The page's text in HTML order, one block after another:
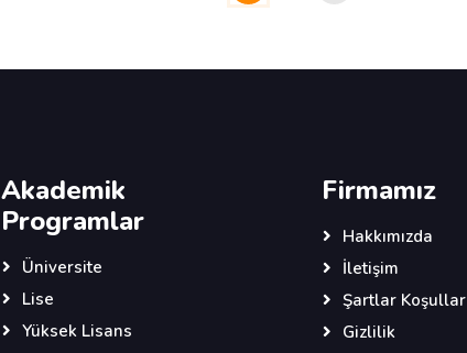
Akademik
Programlar
Üniversite
Lise
Yüksek Lisans
Firmamız
Hakkımızda
İletişim
Şartlar Koşullar
Gizlilik